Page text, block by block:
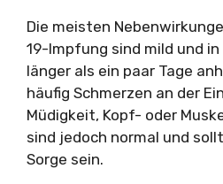
Die meisten
19-Impfung sind mild und
länger als ein paar Tage
häufig Schmerzen an der
Müdigkeit, Kopf- oder
sind jedoch normal und
Sorge sein.